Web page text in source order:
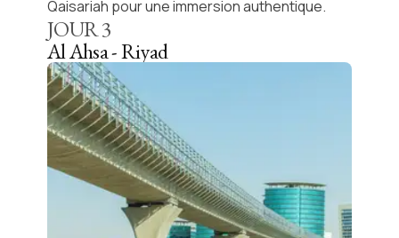
Qaisariah pour une immersion authentique.
JOUR3
Al Ahsa - Riyad